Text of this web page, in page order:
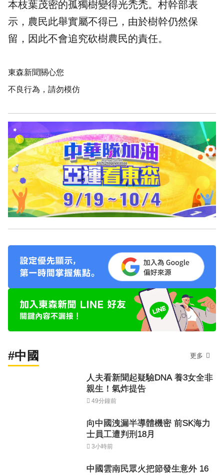
本枝葉茂密的孤獨樹變得光禿禿。村幹部表
示，農民此舉實屬不得已，由於樹幹仍然保
留，因此不會追究砍樹農民的責任。
東森新聞關心您
不良行為，請勿模仿
#中國 更多
人夫看新聞起疑驗DNA 養3女全非
親生！氣炸提告
49分鐘前
向中國洩漏半導體機密 前SK海力
士員工遭判刑18月
3小時前
中國雲南民眾火把節發生意外 16